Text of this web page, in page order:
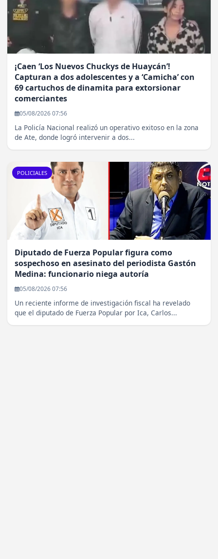
¡Caen ‘Los Nuevos Chuckys de Huaycán’!
Capturan a dos adolescentes y a ‘Camicha’ con
69 cartuchos de dinamita para extorsionar
comerciantes
05/08/2026 07:56
La Policía Nacional realizó un operativo exitoso en la zona
de Ate, donde logró intervenir a dos...
POLICIALES
Diputado de Fuerza Popular figura como
sospechoso en asesinato del periodista Gastón
Medina: funcionario niega autoría
05/08/2026 07:56
Un reciente informe de investigación fiscal ha revelado
que el diputado de Fuerza Popular por Ica, Carlos...